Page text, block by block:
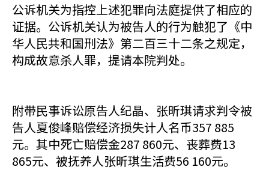
公诉机关为指控上述犯罪向法庭提供了相应的
证据。公诉机关认为被告人的行为触犯了《中
华人民共和国刑法》第二百三十二条之规定，
构成故意杀人罪，提请本院判处。
附带民事诉讼原告人纪晶、张昕琪请求判令被
告人夏俊峰赔偿经济损失计人名币357 885
元。其中死亡赔偿金287 860元、丧葬费13
865元、被抚养人张昕琪生活费56 160元。